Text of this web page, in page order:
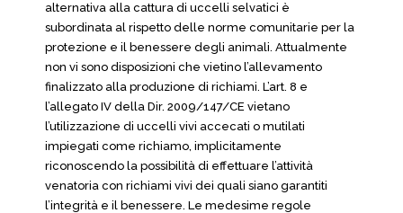
alternativa alla cattura di uccelli selvatici è
subordinata al rispetto delle norme comunitarie per la
protezione e il benessere degli animali. Attualmente
non vi sono disposizioni che vietino l’allevamento
finalizzato alla produzione di richiami. L’art. 8 e
l’allegato IV della Dir. 2009/147/CE vietano
l’utilizzazione di uccelli vivi accecati o mutilati
impiegati come richiamo, implicitamente
riconoscendo la possibilità di effettuare l’attività
venatoria con richiami vivi dei quali siano garantiti
l’integrità e il benessere. Le medesime regole